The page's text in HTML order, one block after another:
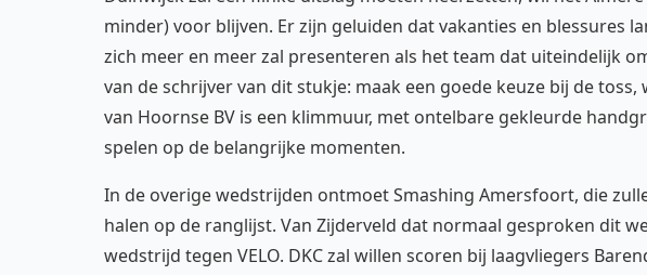
minder) voor blijven. Er zijn geluiden dat vakanties en blessures
zich meer en meer zal presenteren als het team dat uiteindelijk
van de schrijver van dit stukje: maak een goede keuze bij de
van Hoornse BV is een klimmuur, met ontelbare gekleurde
spelen op de belangrijke momenten.
In de overige wedstrijden ontmoet Smashing Amersfoort, die
halen op de ranglijst. Van Zijderveld dat normaal gesproken dit
wedstrijd tegen VELO. DKC zal willen scoren bij laagvliegers